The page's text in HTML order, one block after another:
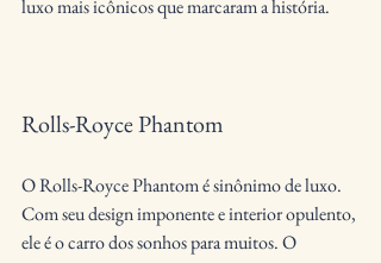
luxo mais icônicos que marcaram a história.
Rolls-Royce Phantom
O Rolls-Royce Phantom é sinônimo de luxo.
Com seu design imponente e interior opulento,
ele é o carro dos sonhos para muitos. O